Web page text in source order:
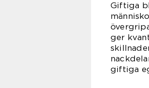
Giftiga
ger
giftiga